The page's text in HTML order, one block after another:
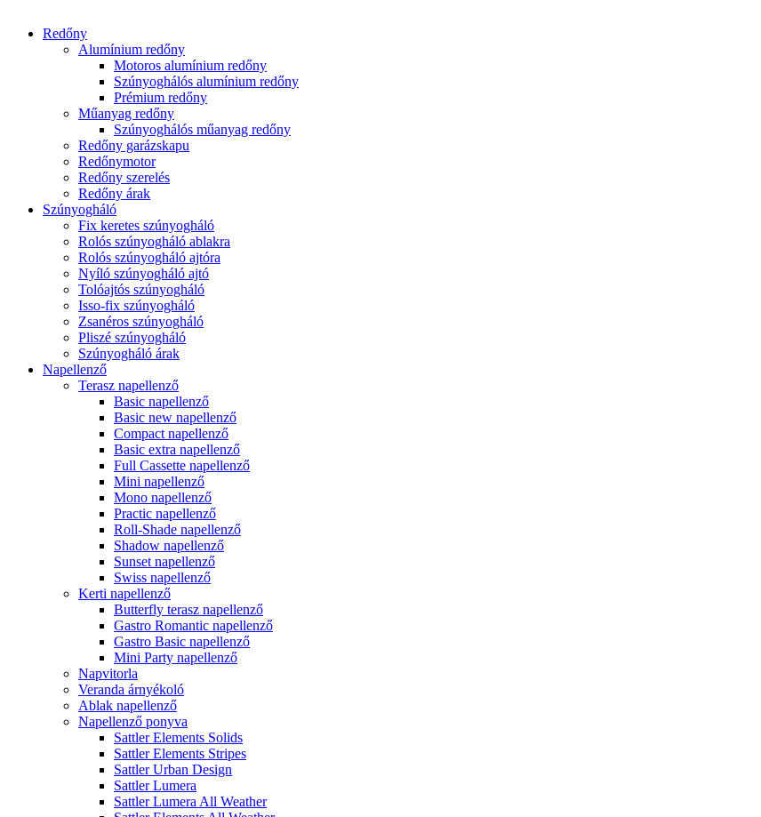
Redőny
Alumínium redőny
Motoros alumínium redőny
Szúnyoghálós alumínium redőny
Prémium redőny
Műanyag redőny
Szúnyoghálós műanyag redőny
Redőny garázskapu
Redőnymotor
Redőny szerelés
Redőny árak
Szúnyogháló
Fix keretes szúnyogháló
Rolós szúnyogháló ablakra
Rolós szúnyogháló ajtóra
Nyíló szúnyogháló ajtó
Tolóajtós szúnyogháló
Isso-fix szúnyogháló
Zsanéros szúnyogháló
Pliszé szúnyogháló
Szúnyogháló árak
Napellenző
Terasz napellenző
Basic napellenző
Basic new napellenző
Compact napellenző
Basic extra napellenző
Full Cassette napellenző
Mini napellenző
Mono napellenző
Practic napellenző
Roll-Shade napellenző
Shadow napellenző
Sunset napellenző
Swiss napellenző
Kerti napellenző
Butterfly terasz napellenző
Gastro Romantic napellenző
Gastro Basic napellenző
Mini Party napellenző
Napvitorla
Veranda árnyékoló
Ablak napellenző
Napellenző ponyva
Sattler Elements Solids
Sattler Elements Stripes
Sattler Urban Design
Sattler Lumera
Sattler Lumera All Weather